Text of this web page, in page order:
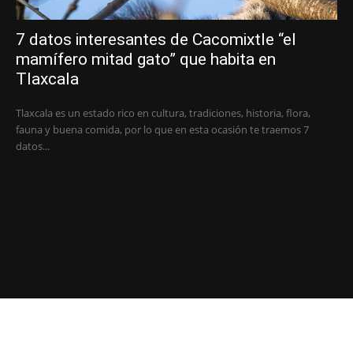
7 datos interesantes de Cacomixtle “el
mamífero mitad gato” que habita en
Tlaxcala
Tlaxcala es un estado rico en cultura, tradiciones, historia, flora,
fauna y buena comida, por lo que en esta ocasión te traemos 7
datos...